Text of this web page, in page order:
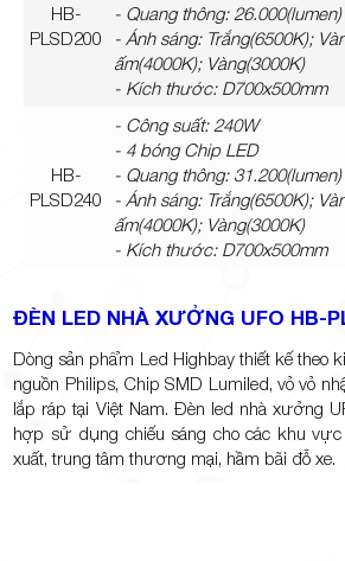
HB-
PLSD200
- Quang thông: 26.000(lumen)
- Ánh sáng: Trắng(6500K);
ấm(4000K); Vàng(3000K)
- Kích thước: D700x500mm
HB-
PLSD240
- Công suất: 240W
- 4 bóng Chip LED
- Quang thông: 31.200(lumen)
- Ánh sáng: Trắng(6500K);
ấm(4000K); Vàng(3000K)
- Kích thước: D700x500mm
ĐÈN LED NHÀ XƯỞNG UFO HB-
Dòng sản phẩm Led Highbay thiết kế theo
nguồn Philips, Chip SMD Lumiled, vỏ vỏ
lắp ráp tại Việt Nam. Đèn led nhà xưởng
hợp sử dụng chiếu sáng cho các khu vực
xuất, trung tâm thương mại, hầm bãi đỗ xe.